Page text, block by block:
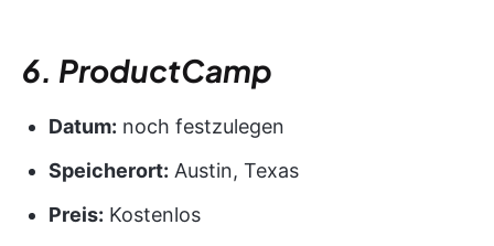
6. ProductCamp
Datum: noch festzulegen
Speicherort: Austin, Texas
Preis: Kostenlos